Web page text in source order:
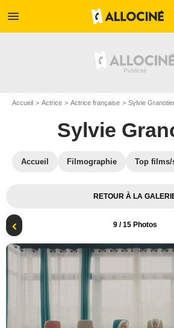
menu
Accueil Actrice Actrice française Sylvie
Sylvie
Accueil Filmographie Top films/
RETOUR À LA
9/ 15 Photos